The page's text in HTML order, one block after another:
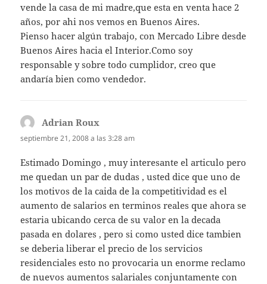
vende la casa de mi madre,que esta en venta hace 2
años, por ahi nos vemos en Buenos Aires.
Pienso hacer algún trabajo, con Mercado Libre desde
Buenos Aires hacia el Interior.Como soy
responsable y sobre todo cumplidor, creo que
andaría bien como vendedor.
Adrian Roux
septiembre 21, 2008 a las 3:28 am
Estimado Domingo , muy interesante el articulo pero
me quedan un par de dudas , usted dice que uno de
los motivos de la caida de la competitividad es el
aumento de salarios en terminos reales que ahora se
estaria ubicando cerca de su valor en la decada
pasada en dolares , pero si como usted dice tambien
se deberia liberar el precio de los servicios
residenciales esto no provocaria un enorme reclamo
de nuevos aumentos salariales conjuntamente con